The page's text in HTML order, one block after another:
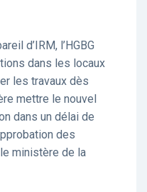
d’IRM, l’HGBG
dans les locaux
les travaux dès
mettre le nouvel
dans un délai de
des
ministère de la